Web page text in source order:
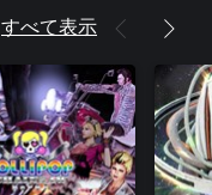
すべて表示